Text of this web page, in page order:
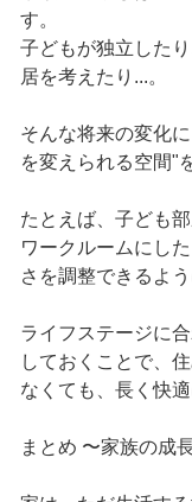
す。
子どもが独立した
居を考えたり...。
そんな将来の変化
を変えられる空間"
たとえば、子ども
ワークルームにし
さを調整できるよう
ライフステージに
しておくことで、
なくても、長く快
まとめ 〜家族の成